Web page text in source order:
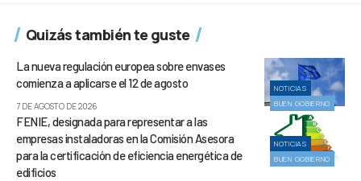
Quizás también te guste
NOTICIAS
BUEN GOBIERNO
La nueva regulación europea sobre envases
comienza a aplicarse el 12 de agosto
7 DE AGOSTO DE 2026
NOTICIAS
BUEN GOBIERNO
FENIE, designada para representar a las
empresas instaladoras en la Comisión Asesora
para la certificación de eficiencia energética de
edificios